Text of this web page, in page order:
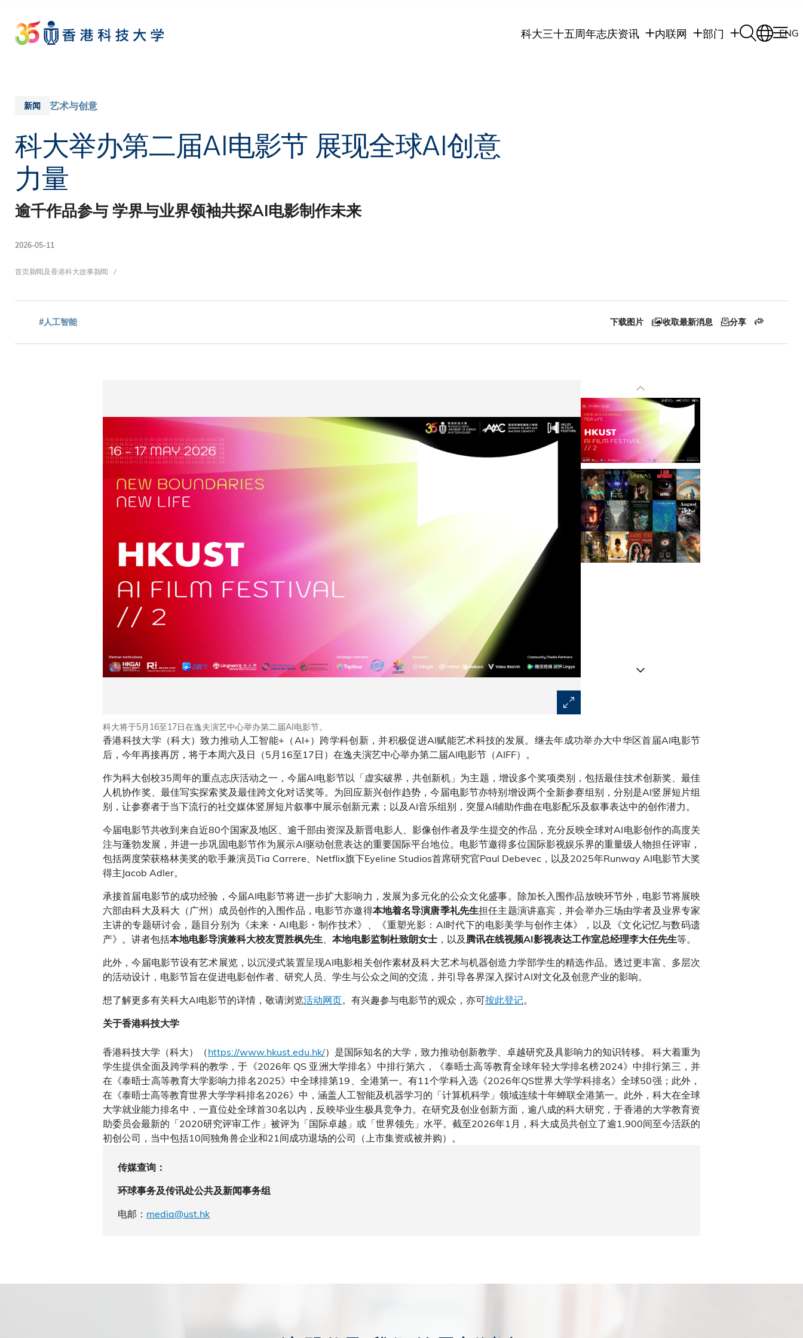
main
content
科大三十五周年志庆资讯 内联网 部门 ENG
新闻 艺术与创意
科大举办第二届AI电影节 展现全球AI创意
力量
逾千作品参与 学界与业界领袖共探AI电影制作未来
2026-05-11
面
包
首页新闻及香港科大故事新闻
#人工智能 下载图片 收取最新消息 分享
科大将于5月16至17日在逸夫演艺中心举办第二届AI电影节。
香港科技大学（科大）致力推动人工智能+（AI+）跨学科创新，并积极促进AI赋能艺术科技的发展。继去年成功举办大中华区首届AI电影节
后，今年再接再厉，将于本周六及日（5月16至17日）在逸夫演艺中心举办第二届AI电影节（AIFF）。
作为科大创校35周年的重点志庆活动之一，今届AI电影节以「虚实破界，共创新机」为主题，增设多个奖项类别，包括最佳技术创新奖、最佳
人机协作奖、最佳写实探索奖及最佳跨文化对话奖等。为回应新兴创作趋势，今届电影节亦特别增设两个全新参赛组别，分别是AI竖屏短片组
别，让参赛者于当下流行的社交媒体竖屏短片叙事中展示创新元素；以及AI音乐组别，突显AI辅助作曲在电影配乐及叙事表达中的创作潜力。
今届电影节共收到来自近80个国家及地区、逾千部由资深及新晋电影人、影像创作者及学生提交的作品，充分反映全球对AI电影创作的高度关
注与蓬勃发展，并进一步巩固电影节作为展示AI驱动创意表达的重要国际平台地位。电影节邀得多位国际影视娱乐界的重量级人物担任评审，
包括两度荣获格林美奖的歌手兼演员Tia Carrere、Netflix旗下Eyeline Studios首席研究官Paul Debevec，以及2025年Runway AI电影节大奖
得主Jacob Adler。
承接首届电影节的成功经验，今届AI电影节将进一步扩大影响力，发展为多元化的公众文化盛事。除加长入围作品放映环节外，电影节将展映
六部由科大及科大（广州）成员创作的入围作品，电影节亦邀得本地着名导演唐季礼先生担任主题演讲嘉宾，并会举办三场由学者及业界专家
主讲的专题研讨会，题目分别为《未来・AI电影・制作技术》、《重塑光影：AI时代下的电影美学与创作主体》，以及《文化记忆与数码遗
产》。讲者包括本地电影导演兼科大校友贾胜枫先生 本地电影监制杜致朗女士 ，以及 腾讯在线视频AI影视表达工作室总经理李大任先生等。
此外，今届电影节设有艺术展览，以沉浸式装置呈现AI电影相关创作素材及科大艺术与机器创造力学部学生的精选作品。透过更丰富、多层次
的活动设计，电影节旨在促进电影创作者、研究人员、学生与公众之间的交流，并引导各界深入探讨AI对文化及创意产业的影响。
想了解更多有关科大AI电影节的详情，敬请浏览活动网页。有兴趣参与电影节的观众，亦可按此登记。
关于香港科技大学
香港科技大学（科大）（https://www.hkust.edu.hk/）是国际知名的大学，致力推动创新教学、卓越研究及具影响力的知识转移。 科大着重为
学生提供全面及跨学科的教学，于《2026年 QS 亚洲大学排名》中排行第六，《泰晤士高等教育全球年轻大学排名榜2024》中排行第三，并
在《泰晤士高等教育大学影响力排名2025》中全球排第19、全港第一。有11个学科入选《2026年QS世界大学学科排名》全球50强；此外，
在《泰晤士高等教育世界大学学科排名2026》中，涵盖人工智能及机器学习的「计算机科学」领域连续十年蝉联全港第一。此外，科大在全球
大学就业能力排名中，一直位处全球首30名以内，反映毕业生极具竞争力。在研究及创业创新方面，逾八成的科大研究，于香港的大学教育资
助委员会最新的「2020研究评审工作」被评为「国际卓越」或「世界领先」水平。截至2026年1月，科大成员共创立了逾1,900间至今活跃的
初创公司，当中包括10间独角兽企业和21间成功退场的公司（上市集资或被并购）。
传媒查询：
环球事务及传讯处公共及新闻事务组
电邮： media@ust.hk